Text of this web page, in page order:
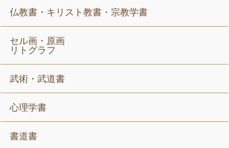
仏教書・キリスト教書・宗教学書
セル画・原画
リトグラフ
武術・武道書
心理学書
書道書